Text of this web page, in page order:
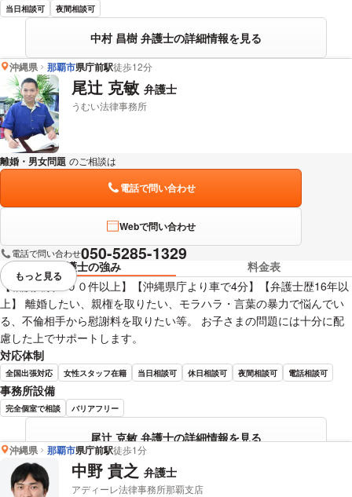
当日相談可 夜間相談可
中村 昌樹 弁護士の詳細情報を見る
沖縄県 那覇市県庁前駅徒歩12分
尾辻 克敏 弁護士
うむい法律事務所
離婚・男女問題 のご相談は
電話で問い合わせ
Webで問い合わせ
電話で問い合わせ050-5285-1329
弁護士の強み
料金表
【相談実績２００件以上】【沖縄県庁より車で4分】【弁護士歴16年以
上】 離婚したい、親権を取りたい、モラハラ・言葉の暴力で悩んでい
る、不倫相手から慰謝料を取りたい等。 お子さまの問題には十分に配
慮した上でサポートします。
対応体制
全国出張対応 女性スタッフ在籍 当日相談可 休日相談可 夜間相談可 電話相談可
事務所設備
完全個室で相談 バリアフリー
尾辻 克敏 弁護士の詳細情報を見る
視覚的に省略されている要素を
もっと見る
沖縄県 那覇市県庁前駅徒歩1分
中野 貴之 弁護士
アディーレ法律事務所那覇支店